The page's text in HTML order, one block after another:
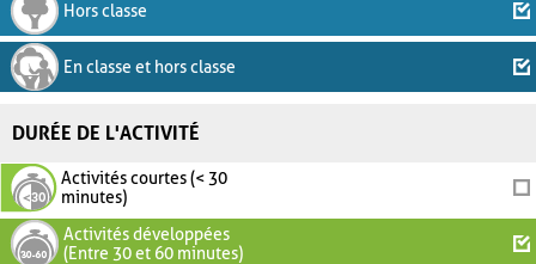
Hors classe
En classe et hors classe
DURÉE DE L'ACTIVITÉ
Activités courtes (< 30
minutes)
Activités développées
(Entre 30 et 60 minutes)